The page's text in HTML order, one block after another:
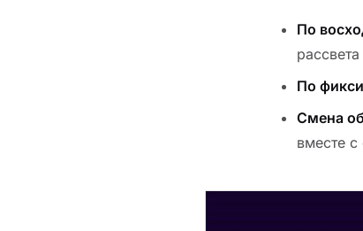
По
По
Смена
вместе